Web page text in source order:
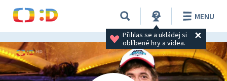
Přihlas se a ukládej si
oblíbené hry a videa.
MENU